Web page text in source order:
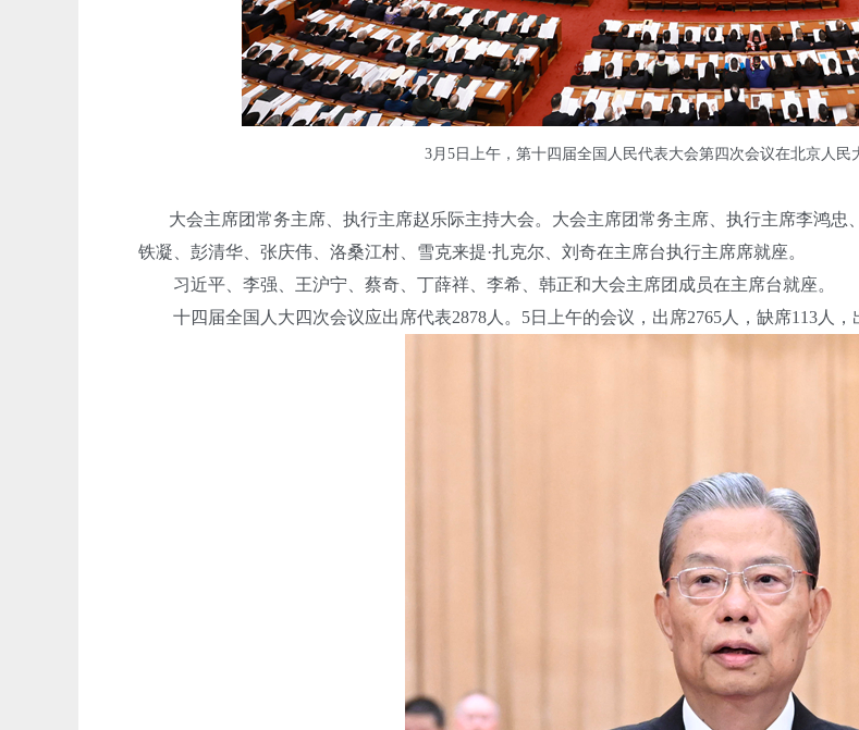
3月5日上午，第十四届全国人民代表大会第四次会议在北京人
大会主席团常务主席、执行主席赵乐际主持大会。大会主席团常务主席、执行主席李鸿忠
铁凝、彭清华、张庆伟、洛桑江村、雪克来提·扎克尔、刘奇在主席台执行主席席就座。
习近平、李强、王沪宁、蔡奇、丁薛祥、李希、韩正和大会主席团成员在主席台就座。
十四届全国人大四次会议应出席代表2878人。5日上午的会议，出席2765人，缺席113人，